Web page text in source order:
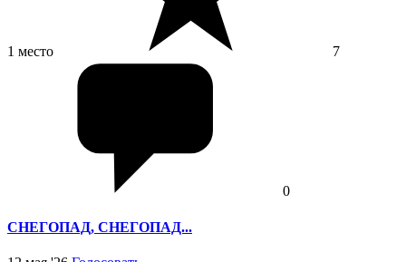
1 место 7
0
СНЕГОПАД, СНЕГОПАД...